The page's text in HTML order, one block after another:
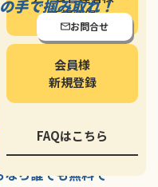
お問合せ
新規登録
会員様
新規登録
FAQはこちら
手で掴み取れ！
そ大きな意味が
会長を務める、野球の
年に
る唯一の野球大会。
ら誰でも無料で